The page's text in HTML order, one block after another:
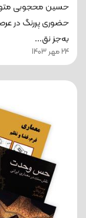
حضوری پررنگ در
به‌جز نق...
24 مهر 1403